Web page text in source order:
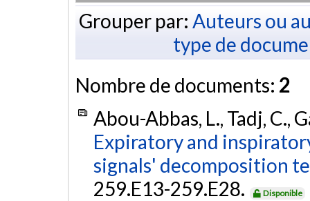
Grouper par: Auteurs ou
type de
Nombre de documents: 2
Abou-Abbas, L., Tadj, C.,
Expiratory and
signals' decomposition
259.E13-259.E28.
Disponible